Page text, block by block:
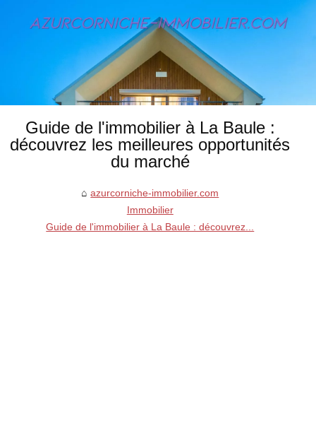
Guide de l'immobilier à La Baule :
découvrez les meilleures opportunités
du marché
azurcorniche-immobilier.com
Immobilier
Guide de l'immobilier à La Baule : découvrez...